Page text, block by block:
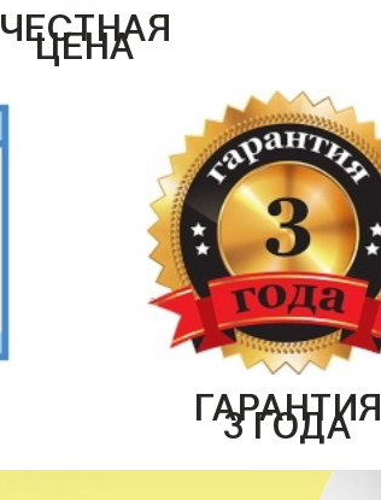
ЧЕСТНАЯ
ЦЕНА
ГАРАНТИЯ
3 ГОДА